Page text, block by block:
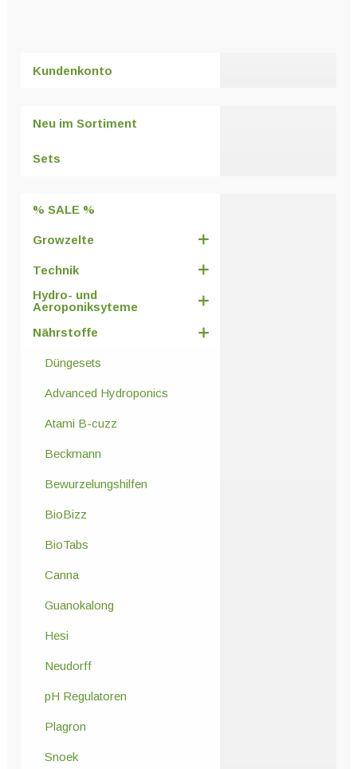
auf.
auf
gewählt
werden
Kundenkonto
Neu im Sortiment
Sets
% SALE %
Growzelte
Technik
Hydro- und
Aeroponiksyteme
Nährstoffe
Düngesets
Advanced Hydroponics
Atami B-cuzz
Beckmann
Bewurzelungshilfen
BioBizz
BioTabs
Canna
Guanokalong
Hesi
Neudorff
pH Regulatoren
Plagron
Snoek